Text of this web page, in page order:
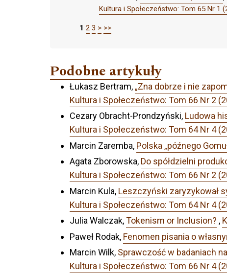
Kultura i Społeczeństwo: Tom 65 Nr 1
1 2 3 > >>
Podobne artykuły
Łukasz Bertram, „Zna dobrze i nie
Kultura i Społeczeństwo: Tom 66 Nr 2
Cezary Obracht-Prondzyński, Ludowa
Kultura i Społeczeństwo: Tom 64 Nr 4
Marcin Zaremba, Polska „późnego
Agata Zborowska, Do spółdzielni
Kultura i Społeczeństwo: Tom 66 Nr 2
Marcin Kula, Leszczyński zaryzykował
Kultura i Społeczeństwo: Tom 64 Nr 4
Julia Walczak,Tokenism or Inclusion? ,
Paweł Rodak, Fenomen pisania o
Marcin Wilk, Sprawczość w badaniach
Kultura i Społeczeństwo: Tom 66 Nr 4